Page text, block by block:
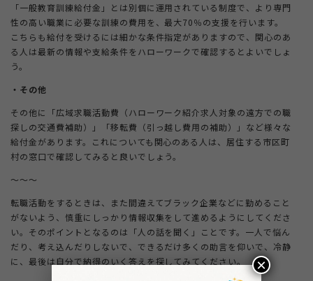
「一般教育訓練給付金」とは別個に運用されている制度で、より専門
性の高い職業に必要な訓練の費用を、最大70％の支援を行います。
こちらも給付を受けるには細かな条件指定がありますので、関心のあ
る人は最新の情報や支給条件をハローワークで確認するとよいでしょ
う。
・その他
その他に「広域求職活動費（ハローワーク紹介求人対象の遠方での職
探しの交通費補助）」「移転費（引っ越し費用の補助）」など様々な
給付金があります。これについても関心のある人は、居住する市区町
村の窓口で確認してみると良いでしょう。
～～～
転職活動をするときは、また間違えてブラック企業などに勤めること
がないよう、慎重にしっかり情報収集をして進めるようにしてくださ
い。そのポイントとなるのは「人の話を聞く」ことです。一人で悩ん
だり、考え込んだりしないで、できるだけ多くの助言を仰いで、冷静
に、最後は自分で納得のいく答えを探してみてください。
×